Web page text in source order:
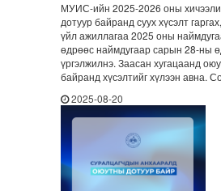
МУИС-ийн 2025-2026 оны
дотуур байранд суух хүсэлт
үйл ажиллагаа 2025 оны
өдрөөс наймдугаар сарын 28-ны
үргэлжилнэ. Заасан хугацаанд
байранд хүсэлтийг хүлээн авна.
2025-08-20